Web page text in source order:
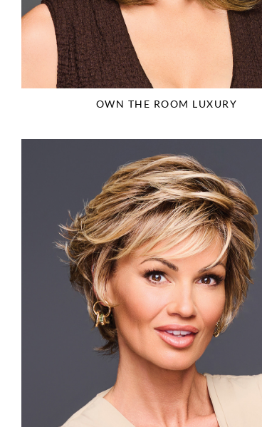
OWN THE ROOM LUXURY